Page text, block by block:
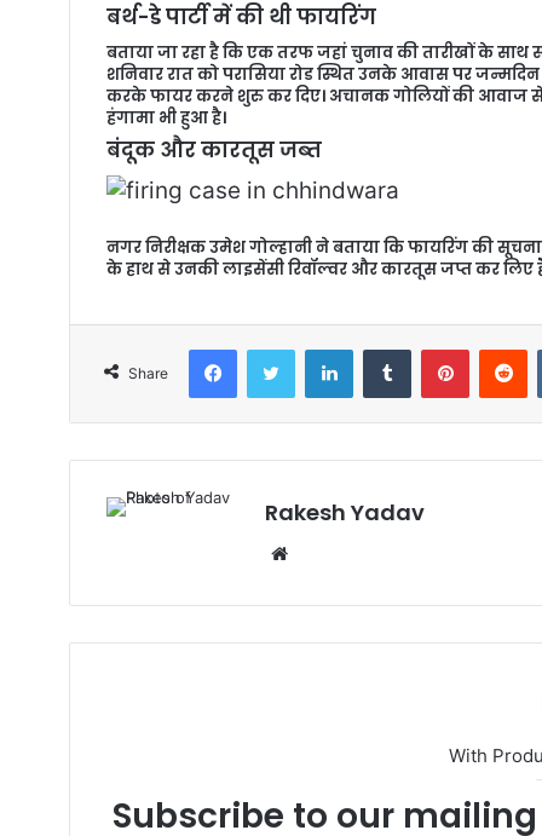
बर्थ-डेपार्टी में की थी फायरिंग
बताया जा रहा है कि एक तरफ जहां चुनाव की तारीखों के साथ
शनिवार रात को परासिया रोड स्थित उनके आवास पर
करके फायर करने शुरु कर दिए। अचानक गोलियों की आवाज
हंगामा भी हुआ है।
बंदूक और कारतूस जब्त
नगर निरीक्षक उमेश गोल्हानी ने बताया कि फायरिंग की
के हाथ से उनकी लाइसेंसी रिवॉल्वर और कारतूस जप्त कर लिए
Share
Rakesh Yadav
b
s
With
Subscribe to our